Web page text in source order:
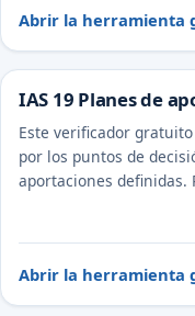
Abrir la herramienta
IAS 19 Planes de
Este verificador
por los puntos de
aportaciones definidas.
Abrir la herramienta